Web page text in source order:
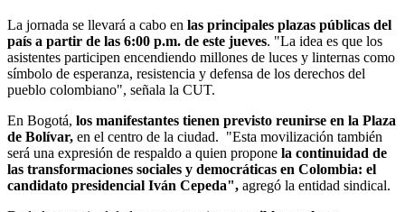
La jornada se llevará a cabo en las principales plazas públicas del
país a partir de las 6:00 p.m. de este jueves. "La idea es que los
asistentes participen encendiendo millones de luces y linternas como
símbolo de esperanza, resistencia y defensa de los derechos del
pueblo colombiano", señala la CUT.
En Bogotá, los manifestantes tienen previsto reunirse en la Plaza
de Bolívar, en el centro de la ciudad. "Esta movilización también
será una expresión de respaldo a quien propone la continuidad de
las transformaciones sociales y democráticas en Colombia: el
candidato presidencial Iván Cepeda", agregó la entidad sindical.